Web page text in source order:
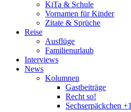
KiTa & Schule
Vornamen für Kinder
Zitate & Sprüche
Reise
Ausflüge
Familienurlaub
Interviews
News
Kolumnen
Gastbeiträge
Recht so!
Sechserpäckchen +1